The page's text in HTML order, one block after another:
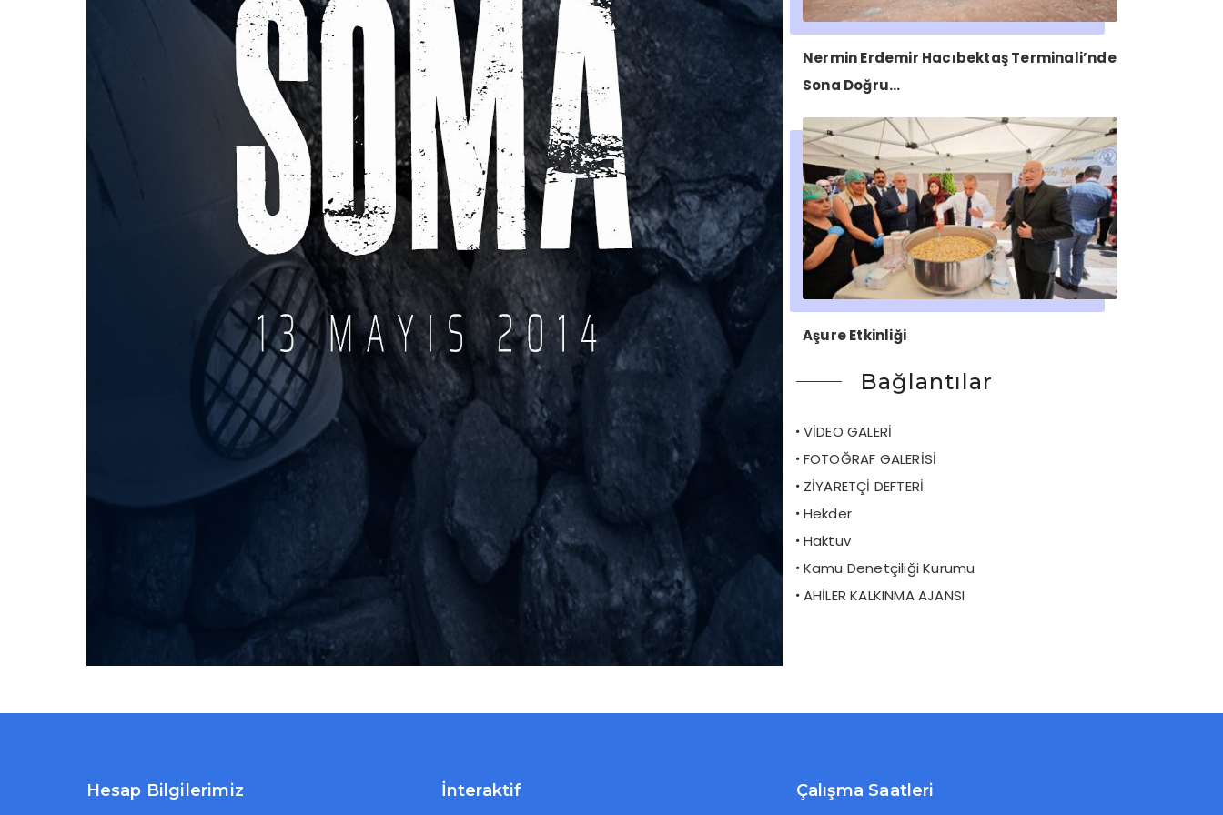
Nermin Erdemir Hacıbektaş Terminali’nde
Sona Doğru…
Aşure Etkinliği
Bağlantılar
VİDEO GALERİ
FOTOĞRAF GALERİSİ
ZİYARETÇİ DEFTERİ
Hekder
Haktuv
Kamu Denetçiliği Kurumu
AHİLER KALKINMA AJANSI
Hesap Bilgilerimiz İnteraktif Çalışma Saatleri